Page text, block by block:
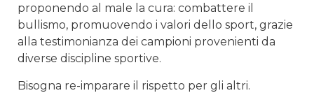
proponendo al male la cura: combattere il
bullismo, promuovendo i valori dello sport, grazie
alla testimonianza dei campioni provenienti da
diverse discipline sportive.
Bisogna re-imparare il rispetto per gli altri.